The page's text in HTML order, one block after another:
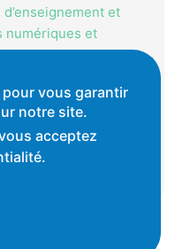
et
numériques et
des
pour
pédagogiques.
vous garantir
notre site.
acceptez